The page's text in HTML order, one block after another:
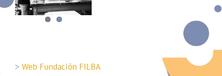
> Web Fundación FILBA